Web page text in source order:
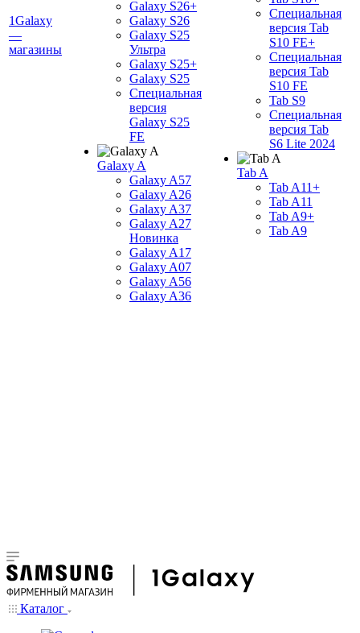
1Galaxy
—
магазины
Galaxy S26+
Galaxy S26
Galaxy S25
Ультра
Galaxy S25+
Galaxy S25
Специальная
версия
Galaxy S25
FE
Galaxy A
Galaxy A57
Galaxy A26
Galaxy A37
Galaxy A27
Новинка
Galaxy A17
Galaxy A07
Galaxy A56
Galaxy A36
Специальная
версия Tab
S10 FE+
Специальная
версия Tab
S10 FE
Tab S9
Специальная
версия Tab
S6 Lite 2024
Tab A
Tab A11+
Tab A11
Tab A9+
Tab A9
Каталог